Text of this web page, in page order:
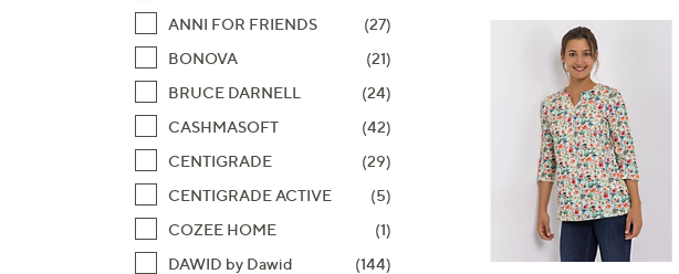
ANNI FOR FRIENDS
(27)
BONOVA
(21)
BRUCE DARNELL
(24)
CASHMASOFT
(42)
CENTIGRADE
(29)
CENTIGRADE ACTIVE
(5)
COZEE HOME
(1)
DAWID by Dawid
(144)